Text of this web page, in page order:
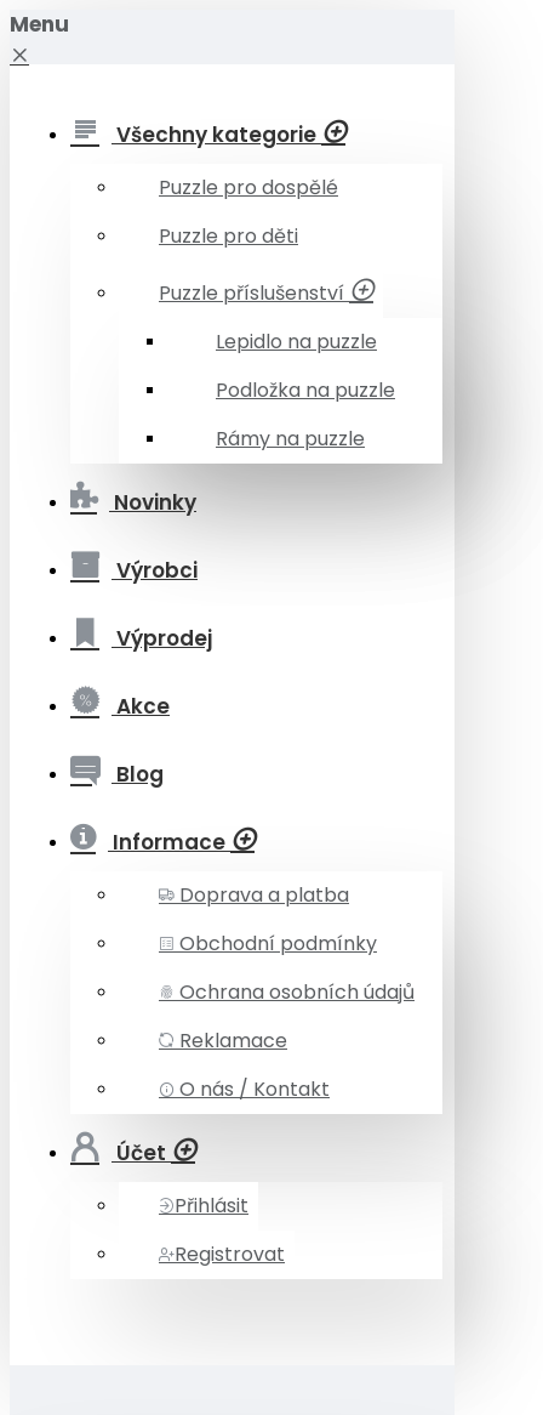
Menu
Všechny kategorie
Puzzle pro dospělé
Puzzle pro děti
Puzzle příslušenství
Lepidlo na puzzle
Podložka na puzzle
Rámy na puzzle
Novinky
Výrobci
Výprodej
Akce
Blog
Informace
Doprava a platba
Obchodní podmínky
Ochrana osobních údajů
Reklamace
O nás / Kontakt
Účet
Přihlásit
Registrovat